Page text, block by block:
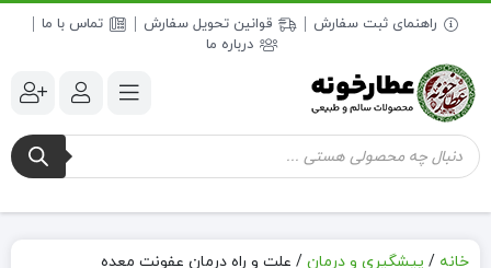
راهنمای ثبت سفارش قوانین تحویل سفارش
تماس با ما
درباره ما
جستجوی
محصولات
خانه / پیشگیری و درمان / علت و راه درمان عفونت معده